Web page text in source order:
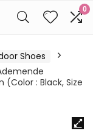
0
Shoes
(Color : Black, Size